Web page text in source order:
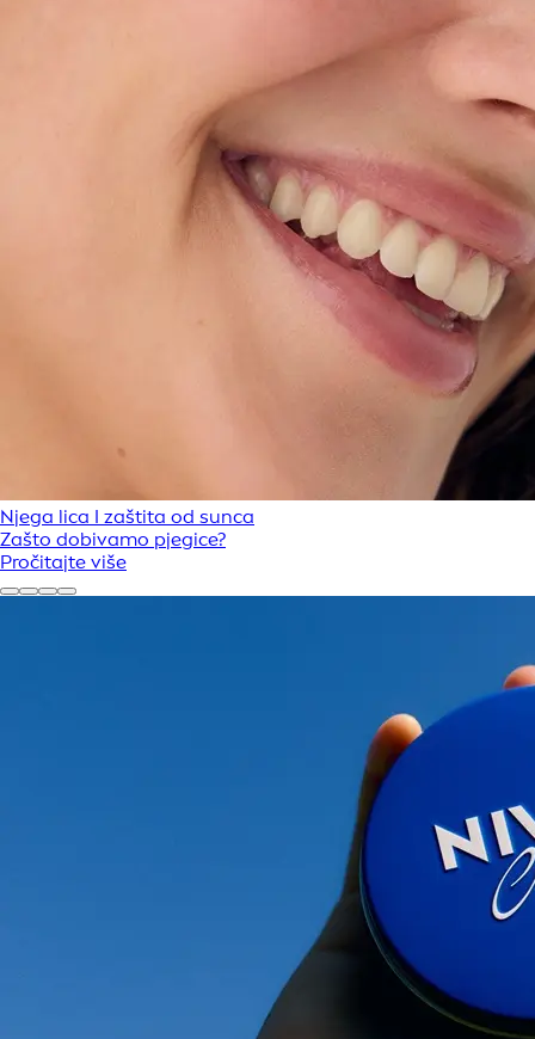
Njega lica I zaštita od sunca
Zašto dobivamo pjegice?
Pročitajte više